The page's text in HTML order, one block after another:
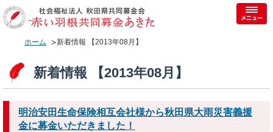
ホーム 新着情報 【2013年08月】
新着情報 【2013年08月】
明治安田生命保険相互会社様から秋田県大雨災害義援
金に募金いただきました！